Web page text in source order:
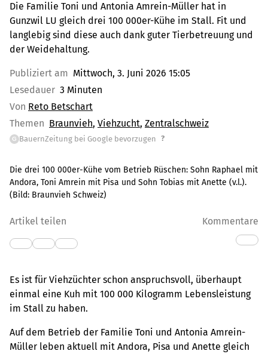
Die Familie Toni und Antonia Amrein-Müller hat in
Gunzwil LU gleich drei 100 000er-Kühe im Stall. Fit und
langlebig sind diese auch dank guter Tierbetreuung und
der Weidehaltung.
Publiziert am Mittwoch, 3. Juni 2026 15:05
Lesedauer 3 Minuten
Von Reto Betschart
Themen Braunvieh Viehzucht Zentralschweiz
G BauernZeitung bei Google bevorzugen ?
Die drei 100 000er-Kühe vom Betrieb Rüschen: Sohn Raphael mit
Andora, Toni Amrein mit Pisa und Sohn Tobias mit Anette (v.l.).
(Bild: Braunvieh Schweiz)
Artikel teilen Kommentare
Es ist für Viehzüchter schon anspruchsvoll, überhaupt
einmal eine Kuh mit 100 000 Kilogramm Lebensleistung
im Stall zu haben.
Auf dem Betrieb der Familie Toni und Antonia Amrein-
Müller leben aktuell mit Andora, Pisa und Anette gleich